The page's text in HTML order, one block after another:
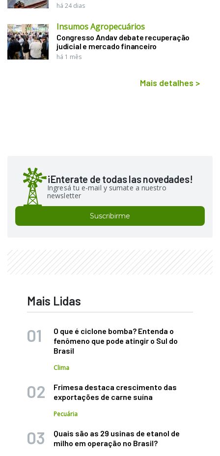
há 24 dias
Insumos Agropecuários
Congresso Andav debate recuperação
judicial e mercado financeiro
há 1 mês
Mais detalhes >
¡Enterate de todas las novedades!
Ingresá tu e-mail y sumate a nuestro
newsletter
Suscribirme
Mais Lidas
O que é ciclone bomba? Entenda o
fenômeno que pode atingir o Sul do
Brasil
Clima
Frimesa destaca crescimento das
exportações de carne suína
Pecuária
Quais são as 29 usinas de etanol de
milho em operação no Brasil?